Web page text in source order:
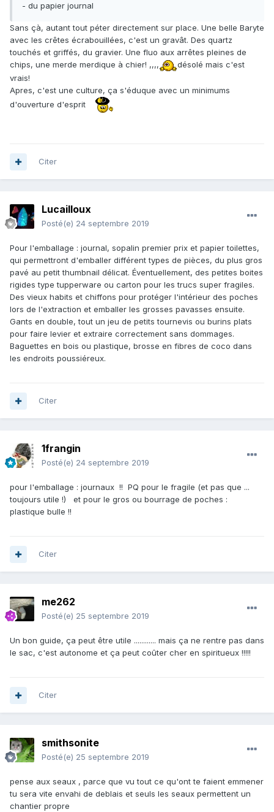
- du papier journal
Sans çà, autant tout péter directement sur place. Une belle Baryte
avec les crêtes écrabouillées, c'est un gravât. Des quartz
touchés et griffés, du gravier. Une fluo aux arrêtes pleines de
chips, une merde merdique à chier! ,,,,
désolé mais c'est
vrais!
Apres, c'est une culture, ça s'éduque avec un minimums
d'ouverture d'esprit
Citer
Lucailloux
Posté(e) 24 septembre 2019
Pour l'emballage : journal, sopalin premier prix et papier toilettes,
qui permettront d'emballer différent types de pièces, du plus gros
pavé au petit thumbnail délicat. Éventuellement, des petites boites
rigides type tupperware ou carton pour les trucs super fragiles.
Des vieux habits et chiffons pour protéger l'intérieur des poches
lors de l'extraction et emballer les grosses pavasses ensuite.
Gants en double, tout un jeu de petits tournevis ou burins plats
pour faire levier et extraire correctement sans dommages.
Baguettes en bois ou plastique, brosse en fibres de coco dans
les endroits poussiéreux.
Citer
1frangin
Posté(e) 24 septembre 2019
pour l'emballage : journaux !! PQ pour le fragile (et pas que ...
toujours utile !) et pour le gros ou bourrage de poches :
plastique bulle !!
Citer
me262
Posté(e) 25 septembre 2019
Un bon guide, ça peut être utile ............ mais ça ne rentre pas dans
le sac, c'est autonome et ça peut coûter cher en spiritueux !!!!!
Citer
smithsonite
Posté(e) 25 septembre 2019
pense aux seaux , parce que vu tout ce qu'ont te faient emmener
tu sera vite envahi de deblais et seuls les seaux permettent un
chantier propre